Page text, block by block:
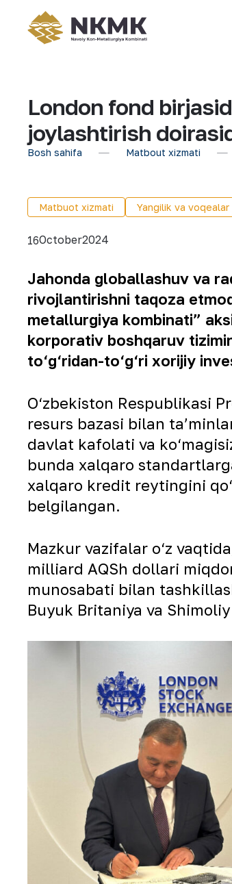
London fond
joylashtirish
Bosh sahifa Matbout xizmati
Matbuot xizmati Yangilik va voqealar
16October2024
Jahonda globallashuv va
rivojlantirishni taqoza
metallurgiya kombinati”
korporativ boshqaruv
to‘g‘ridan-to‘g‘ri xorijiy
O‘zbekiston Respublikasi
resurs bazasi bilan
davlat kafolati va
bunda xalqaro
xalqaro kredit reytingini
belgilangan.
Mazkur vazifalar o‘z
milliard AQSh dollari
munosabati bilan
Buyuk Britaniya va